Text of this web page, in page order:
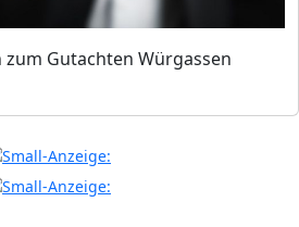
Gutachten Würgassen